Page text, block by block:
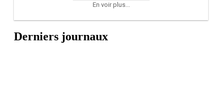
En voir plus...
Derniers journaux